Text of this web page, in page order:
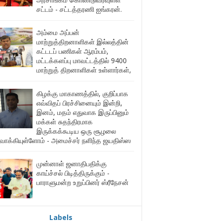
சட்டம் - சட்டத்தரணி ஐங்கரன்.
அம்மை அப்பன்
மாற்றுத்திறனாளிகள் இல்லத்தின்
கட்டடப் பணிகள் ஆரம்பம்,
மட்டக்களப்பு மாவட்டத்தில் 9400
மாற்றுத் திறனாளிகள் உள்ளார்கள்,
கிழக்கு மாகாணத்தில், குறிப்பாக
எவ்விதப் பிரச்சினையும் இன்றி,
இனம், மதம் எதுவாக இருப்பினும்
மக்கள் சுதந்திரமாக
இருக்கக்கூடிய ஒரு சூழலை
- அமைச்சர் நளிந்த ஜயதிஸ்ஸ
முன்னாள் ஜனாதிபதிக்கு
காய்ச்சல் பிடித்திருக்கும் -
பாராளுமன்ற உறுப்பினர் ஸ்ரீநேசன்
Labels